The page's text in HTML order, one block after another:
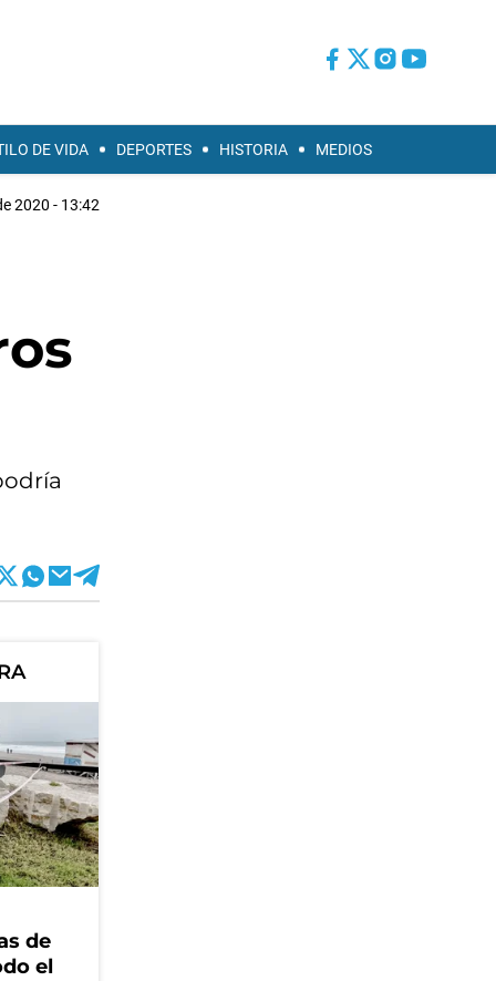
DE VIDA DEPORTES HISTORIA MEDIOS
2020 - 13:42
de
el